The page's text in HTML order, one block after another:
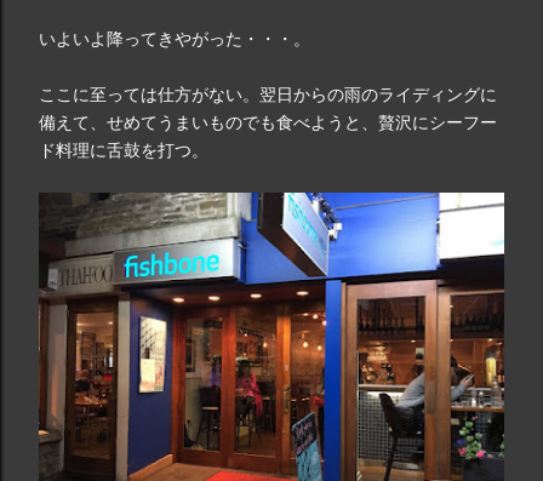
いよいよ降ってきやがった・・・。
ここに至っては仕方がない。翌日からの雨のライディングに
備えて、せめてうまいものでも食べようと、贅沢にシーフー
ド料理に舌鼓を打つ。